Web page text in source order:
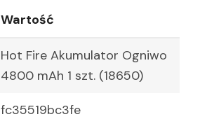
Wartość
Hot Fire Akumulator Ogniwo
4800 mAh 1 szt. (18650)
fc35519bc3fe